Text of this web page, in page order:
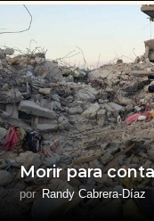
Morir para
por Randy Cabrera-Díaz